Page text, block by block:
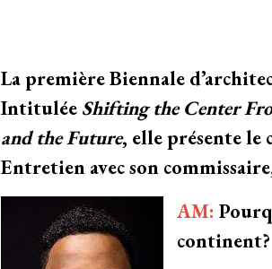
La première Biennale
Intitulée Shifting the Center
and the Future, elle présente
Entretien avec son
AM:
continent?